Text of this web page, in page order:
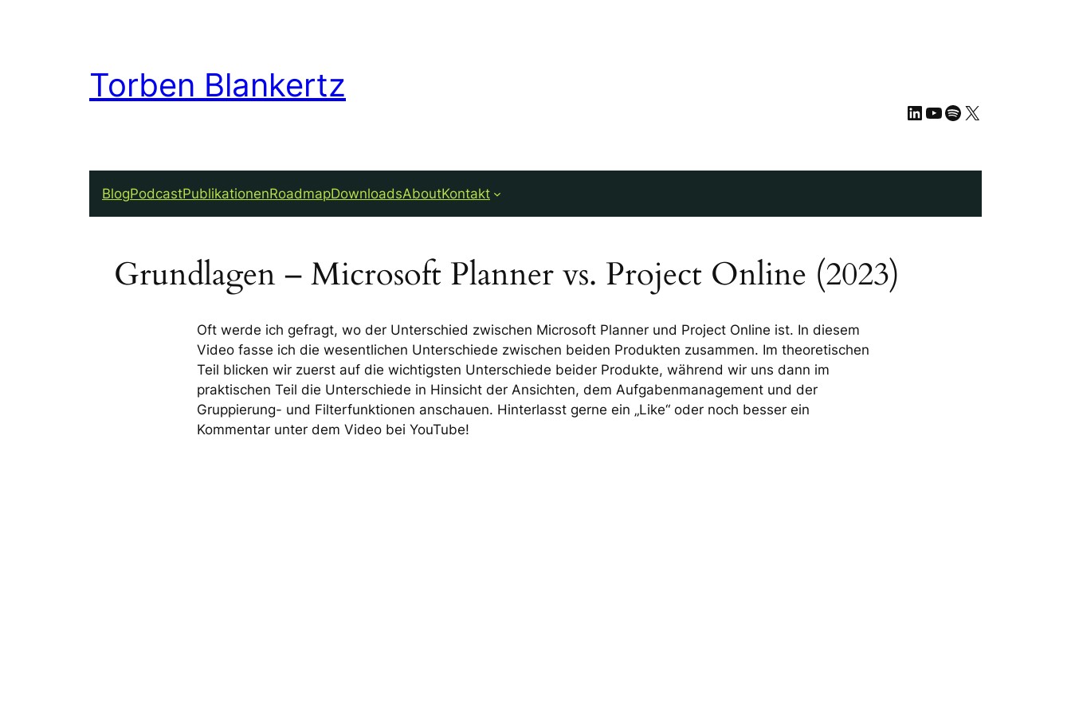
Torben Blankertz
LinkedIn
YouTube
Spotify
X
BlogPodcastPublikationenRoadmapDownloadsAboutKontakt
Grundlagen – Microsoft Planner vs. Project Online (2023)
Oft werde ich gefragt, wo der Unterschied zwischen Microsoft Planner und Project Online ist. In diesem
Video fasse ich die wesentlichen Unterschiede zwischen beiden Produkten zusammen. Im theoretischen
Teil blicken wir zuerst auf die wichtigsten Unterschiede beider Produkte, während wir uns dann im
praktischen Teil die Unterschiede in Hinsicht der Ansichten, dem Aufgabenmanagement und der
Gruppierung- und Filterfunktionen anschauen. Hinterlasst gerne ein „Like“ oder noch besser ein
Kommentar unter dem Video bei YouTube!